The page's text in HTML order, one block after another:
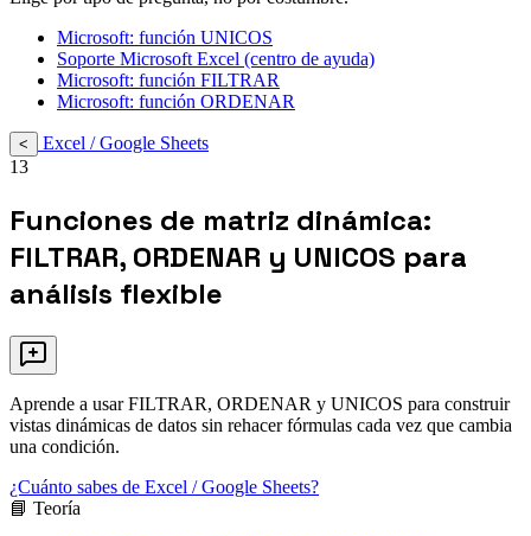
Microsoft: función UNICOS
Soporte Microsoft Excel (centro de ayuda)
Microsoft: función FILTRAR
Microsoft: función ORDENAR
<
Excel / Google Sheets
13
Funciones de matriz dinámica:
FILTRAR, ORDENAR y UNICOS para
análisis flexible
Aprende a usar FILTRAR, ORDENAR y UNICOS para construir
vistas dinámicas de datos sin rehacer fórmulas cada vez que cambia
una condición.
¿Cuánto sabes de Excel / Google Sheets?
📘 Teoría